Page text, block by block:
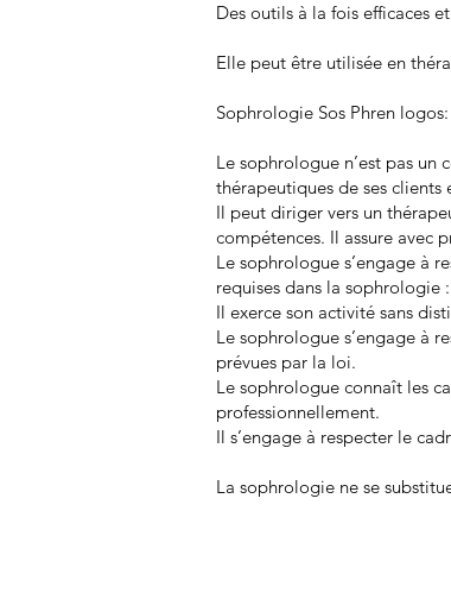
Des outils à la fois efficaces
Elle peut être utilisée en
Sophrologie Sos Phren
Le sophrologue n’est pas un
thérapeutiques de ses clients
Il peut diriger vers un
compétences. Il assure avec
Le sophrologue s’engage à
requises dans la sophrologie
Il exerce son activité sans
Le sophrologue s’engage à
prévues par la loi.
Le sophrologue connaît les
professionnellement.
Il s’engage à respecter le
La sophrologie ne se